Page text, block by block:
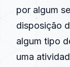
por algum
disposição
algum tipo
uma